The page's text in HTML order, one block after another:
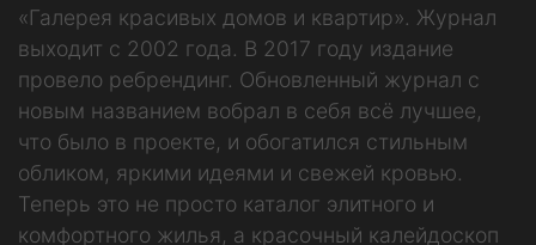
«Галерея красивых домов и квартир». Журнал
выходит с 2002 года. В 2017 году издание
провело ребрендинг. Обновленный журнал с
новым названием вобрал в себя всё лучшее,
что было в проекте, и обогатился стильным
обликом, яркими идеями и свежей кровью.
Теперь это не просто каталог элитного и
комфортного жилья, а красочный калейдоскоп